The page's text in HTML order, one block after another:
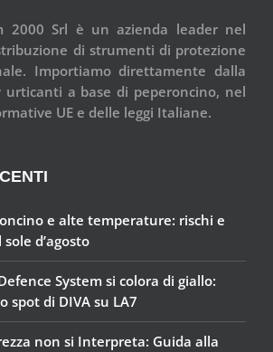
2000 Srl è un azienda leader nel
di strumenti di protezione
Importiamo direttamente dalla
urticanti a base di peperoncino, nel
UE e delle leggi Italiane.
e alte temperature: rischi e
d’agosto
System si colora di giallo:
spot di DIVA su LA7
non si Interpreta: Guida alla